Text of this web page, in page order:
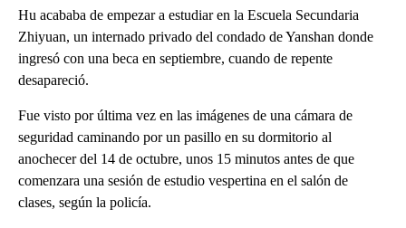
Hu acababa de empezar a estudiar en la Escuela Secundaria
Zhiyuan, un internado privado del condado de Yanshan donde
ingresó con una beca en septiembre, cuando de repente
desapareció.
Fue visto por última vez en las imágenes de una cámara de
seguridad caminando por un pasillo en su dormitorio al
anochecer del 14 de octubre, unos 15 minutos antes de que
comenzara una sesión de estudio vespertina en el salón de
clases, según la policía.